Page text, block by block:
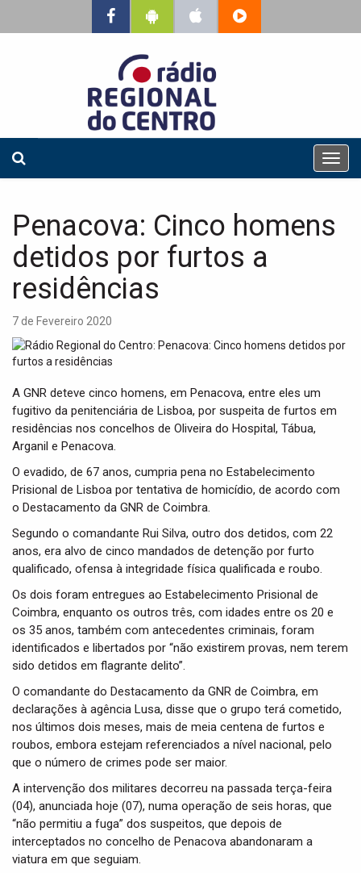
T
o
l
a
n
Penacova: Cinco homens
detidos por furtos a
residências
7 de Fevereiro 2020
A GNR deteve cinco homens, em Penacova, entre eles um
fugitivo da penitenciária de Lisboa, por suspeita de furtos em
residências nos concelhos de Oliveira do Hospital, Tábua,
Arganil e Penacova.
O evadido, de 67 anos, cumpria pena no Estabelecimento
Prisional de Lisboa por tentativa de homicídio, de acordo com
o Destacamento da GNR de Coimbra.
Segundo o comandante Rui Silva, outro dos detidos, com 22
anos, era alvo de cinco mandados de detenção por furto
qualificado, ofensa à integridade física qualificada e roubo.
Os dois foram entregues ao Estabelecimento Prisional de
Coimbra, enquanto os outros três, com idades entre os 20 e
os 35 anos, também com antecedentes criminais, foram
identificados e libertados por “não existirem provas, nem terem
sido detidos em flagrante delito”.
O comandante do Destacamento da GNR de Coimbra, em
declarações à agência Lusa, disse que o grupo terá cometido,
nos últimos dois meses, mais de meia centena de furtos e
roubos, embora estejam referenciados a nível nacional, pelo
que o número de crimes pode ser maior.
A intervenção dos militares decorreu na passada terça-feira
(04), anunciada hoje (07), numa operação de seis horas, que
“não permitiu a fuga” dos suspeitos, que depois de
interceptados no concelho de Penacova abandonaram a
viatura em que seguiam.